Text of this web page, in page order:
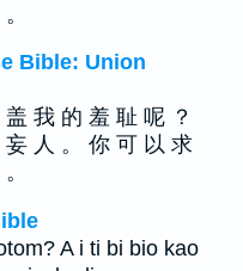
Bible: Union
我 的 羞 耻 呢 ？
人 。 你 可 以 求
A i ti bi bio kao